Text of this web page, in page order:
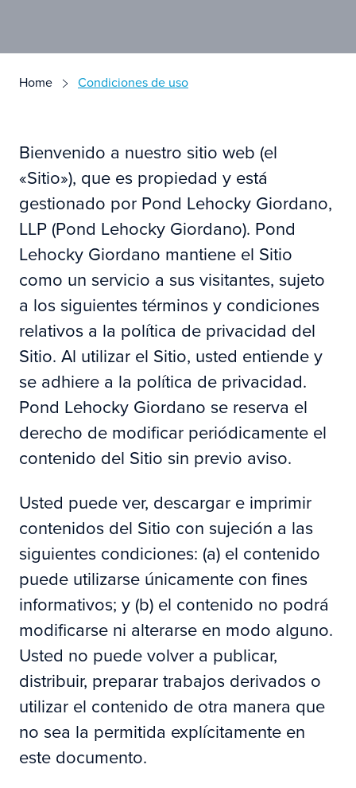
Home Condiciones de uso
Bienvenido a nuestro sitio web (el
«Sitio»), que es propiedad y está
gestionado por Pond Lehocky Giordano,
LLP (Pond Lehocky Giordano). Pond
Lehocky Giordano mantiene el Sitio
como un servicio a sus visitantes, sujeto
a los siguientes términos y condiciones
relativos a la política de privacidad del
Sitio. Al utilizar el Sitio, usted entiende y
se adhiere a la política de privacidad.
Pond Lehocky Giordano se reserva el
derecho de modificar periódicamente el
contenido del Sitio sin previo aviso.
Usted puede ver, descargar e imprimir
contenidos del Sitio con sujeción a las
siguientes condiciones: (a) el contenido
puede utilizarse únicamente con fines
informativos; y (b) el contenido no podrá
modificarse ni alterarse en modo alguno.
Usted no puede volver a publicar,
distribuir, preparar trabajos derivados o
utilizar el contenido de otra manera que
no sea la permitida explícitamente en
este documento.